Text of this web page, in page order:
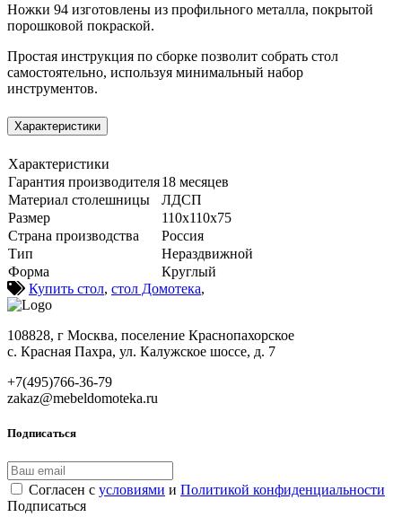
Ножки 94 изготовлены из профильного металла, покрытой
порошковой покраской.
Простая инструкция по сборке позволит собрать стол
самостоятельно, используя минимальный набор
инструментов.
Характеристики
Характеристики
Гарантия производителя18 месяцев
Материал столешницы
ЛДСП
Размер
110х110х75
Страна производства
Россия
Тип
Нераздвижной
Форма
Круглый
Купить стол, стол Домотека,
108828, г Москва, поселение Краснопахорское
с. Красная Пахра, ул. Калужское шоссе, д. 7
+7(495)766-36-79
zakaz@mebeldomoteka.ru
Подписаться
Согласен с условиями и Политикой конфиденциальности
Подписаться